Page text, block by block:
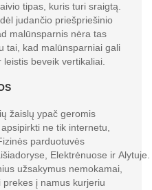
tipas, kuris turi sraigtą.
judančio priešpriešinio
malūnsparnis nėra tas
tai, kad malūnsparniai gali
beveik vertikaliai.
žaislų ypač geromis
ne tik internetu,
parduotuvės
Elektrėnuose ir Alytuje.
užsakymus nemokamai,
į namus kurjeriu